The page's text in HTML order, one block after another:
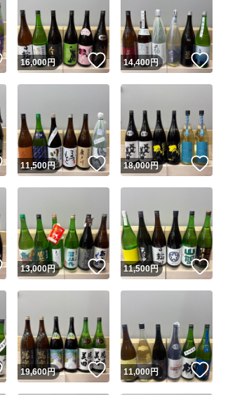
他フリマ実績◯+ このユーザーは他フリマサービ
スピード&安心発送
※このバッジは実績に基づく表示であり、発送を保証しているも
スピード＆安心発送
このユーザーは高頻度で24時間
ます
スピード発送 このユーザーは高頻度で24時間
安心発送 このユーザーは設定した発送日数
出品ページへ
いいね！
16,000円 いいね！
14,400円 いいね！
いいね！
11,500円 いいね！
18,000円 いいね！
いいね！
13,000円 いいね！
11,500円
いいね！
19,600円 いいね！
11,000円 いいね！